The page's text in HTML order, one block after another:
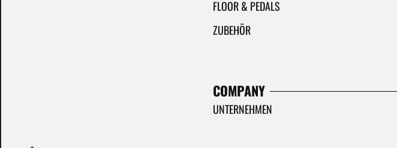
FLOOR & PEDALS
ZUBEHÖR
COMPANY
UNTERNEHMEN